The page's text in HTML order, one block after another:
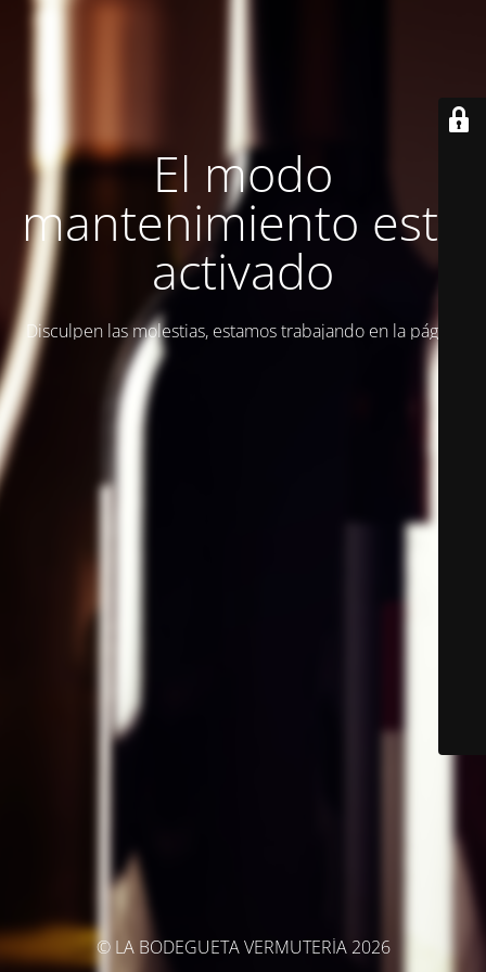
El modo
mantenimiento está
activado
Disculpen las molestias, estamos trabajando en la página
© LA BODEGUETA VERMUTERÍA 2026